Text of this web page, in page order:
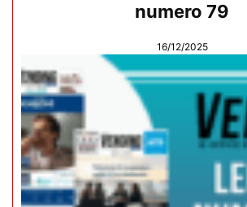
numero 79
16/12/2025